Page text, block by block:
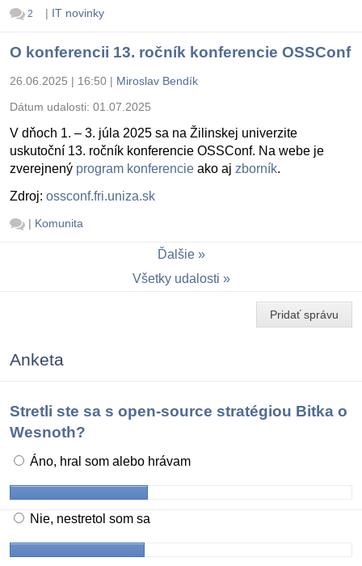
2 | IT novinky
O konferencii 13. ročník konferencie OSSConf
26.06.2025 | 16:50 | Miroslav Bendík
Dátum udalosti: 01.07.2025
V dňoch 1. – 3. júla 2025 sa na Žilinskej univerzite
uskutoční 13. ročník konferencie OSSConf. Na webe je
zverejnený program konferencie ako aj zborník.
Zdroj: ossconf.fri.uniza.sk
| Komunita
Ďalšie
Všetky udalosti
Pridať správu
Anketa
Stretli ste sa s open-source stratégiou Bitka o
Wesnoth?
Áno, hral som alebo hrávam
Nie, nestretol som sa